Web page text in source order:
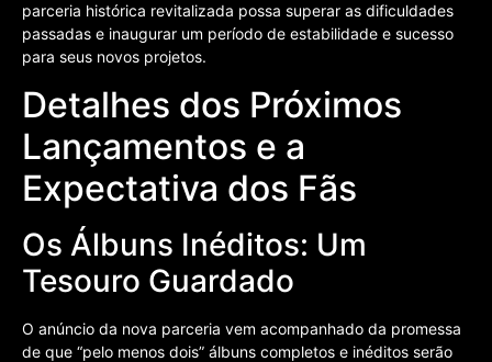
parceria histórica revitalizada possa superar as dificuldades
passadas e inaugurar um período de estabilidade e sucesso
para seus novos projetos.
Detalhes dos Próximos
Lançamentos e a
Expectativa dos Fãs
Os Álbuns Inéditos: Um
Tesouro Guardado
O anúncio da nova parceria vem acompanhado da promessa
de que “pelo menos dois” álbuns completos e inéditos serão